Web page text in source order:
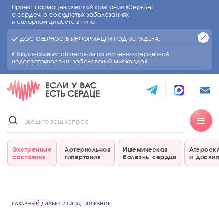
Проект фармацевтической компании «Сервье»
о сердечно-сосудистых заболеваниях
и сахарном диабете 2 типа
ДОСТОВЕРНОСТЬ ИНФОРМАЦИИ ПОДТВЕРЖДЕНА
«Национальным обществом по изучению сердечной
недостаточности и заболеваний миокарда»
Экстренные
состояния
Артериальная
гипертония
Ишемическая
болезнь сердца
и
САХАРНЫЙ ДИАБЕТ 2 ТИПА, ПОЛЕЗНОЕ